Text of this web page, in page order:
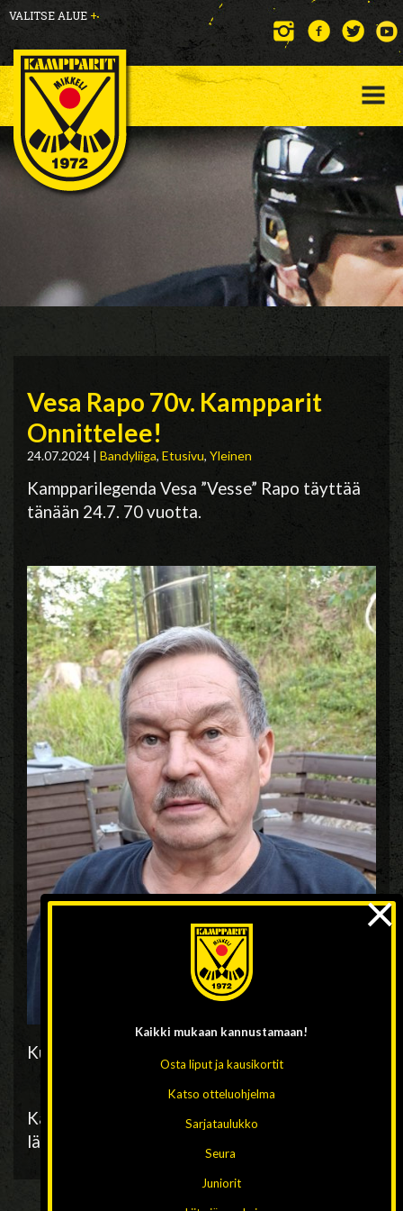
VALITSE ALUE +
Vesa Rapo 70v. Kampparit
Onnittelee!
24.07.2024 | Bandyliiga, Etusivu, Yleinen
Kampparilegenda Vesa ”Vesse” Rapo täyttää
tänään 24.7. 70 vuotta.
Kuva: Jonde Rapo
Kampparit ja koko jääpalloväki onnittelevat
lämmöllä päivänsankaria!
Kaikki mukaan kannustamaan!
Osta liput ja kausikortit
Katso otteluohjelma
Sarjataulukko
Seura
Juniorit
×